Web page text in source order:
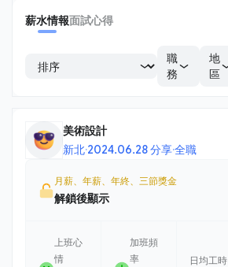
薪水情報面試心得
職
務
地
區
美術設計
新北·2024.06.28 分享·全職
月薪、年薪、年終、三節獎金
解鎖後顯示
上班心
情
加班頻
率
日均工時